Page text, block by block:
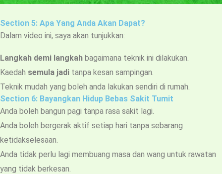
Section 5: Apa Yang Anda Akan Dapat?
Dalam video ini, saya akan tunjukkan:
Langkah demi langkah bagaimana teknik ini dilakukan.
Kaedah semula jadi tanpa kesan sampingan.
Teknik mudah yang boleh anda lakukan sendiri di rumah.
Section 6: Bayangkan Hidup Bebas Sakit Tumit
Anda boleh bangun pagi tanpa rasa sakit lagi.
Anda boleh bergerak aktif setiap hari tanpa sebarang
ketidakselesaan.
Anda tidak perlu lagi membuang masa dan wang untuk rawatan
yang tidak berkesan.